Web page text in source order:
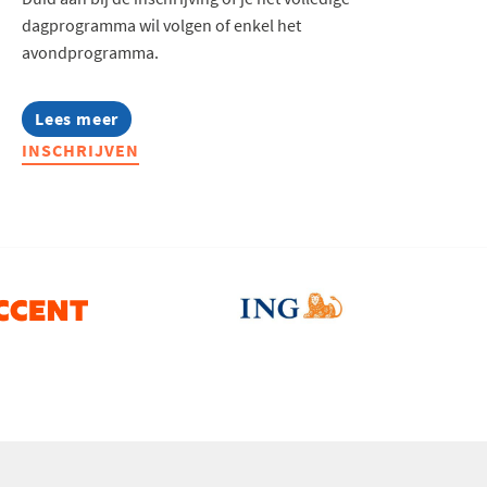
dagprogramma wil volgen of enkel het
avondprogramma.
Lees meer
about
Jong
Voka
INSCHRIJVEN